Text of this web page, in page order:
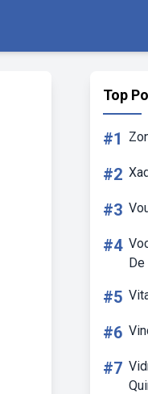
Top
#1
#2
#3
#4
#5
#6
#7